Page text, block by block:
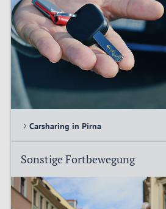
Carsharing in Pirna
Sonstige Fortbewegung